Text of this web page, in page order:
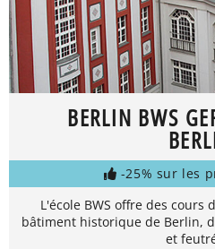
BERLIN BWS
-25% sur les
L'école BWS offre des
bâtiment historique de Berlin,
et